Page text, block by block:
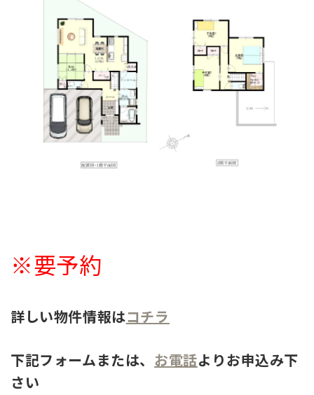
※要予約
詳しい物件情報はコチラ
下記フォームまたは、 お電話よりお申込み下
さい